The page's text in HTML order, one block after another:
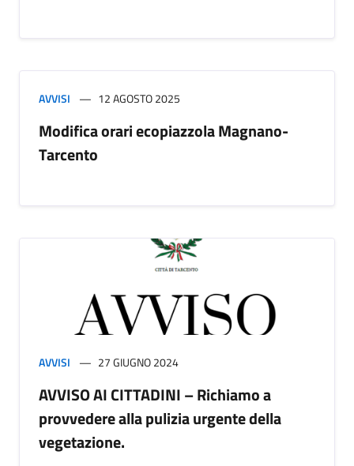
AVVISI 12 AGOSTO 2025
Modifica orari ecopiazzola Magnano-
Tarcento
AVVISI 27 GIUGNO 2024
AVVISO AI CITTADINI – Richiamo a
provvedere alla pulizia urgente della
vegetazione.